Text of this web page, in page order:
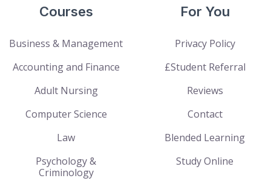
Courses
Business & Management
Accounting and Finance
Adult Nursing
Computer Science
Law
Psychology &
Criminology
For You
Privacy Policy
£Student Referral
Reviews
Contact
Blended Learning
Study Online